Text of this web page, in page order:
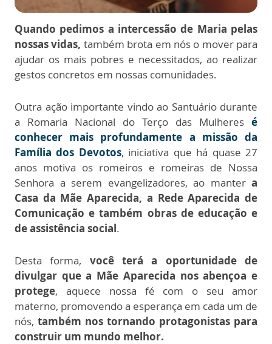
Quando pedimos a intercessão de Maria pelas
nossas vidas, também brota em nós o mover para
ajudar os mais pobres e necessitados, ao realizar
gestos concretos em nossas comunidades.
Outra ação importante vindo ao Santuário durante
a Romaria Nacional do Terço das Mulheres é
conhecer mais profundamente a missão da
Família dos Devotos, iniciativa que há quase 27
anos motiva os romeiros e romeiras de Nossa
Senhora a serem evangelizadores, ao manter a
Casa da Mãe Aparecida, a Rede Aparecida de
Comunicação e também obras de educação e
de assistência social.
Desta forma, você terá a oportunidade de
divulgar que a Mãe Aparecida nos abençoa e
protege, aquece nossa fé com o seu amor
materno, promovendo a esperança em cada um de
nós, também nos tornando protagonistas para
construir um mundo melhor.